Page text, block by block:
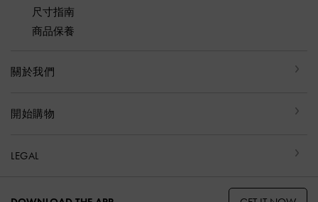
尺寸指南
商品保養
關於我們
開始購物
LEGAL